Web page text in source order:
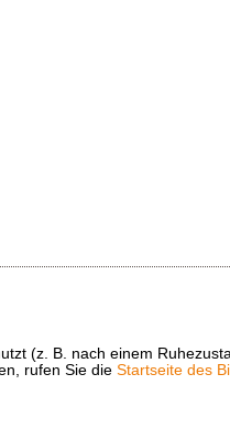
(z. B. nach einem
rufen Sie die Startseite des